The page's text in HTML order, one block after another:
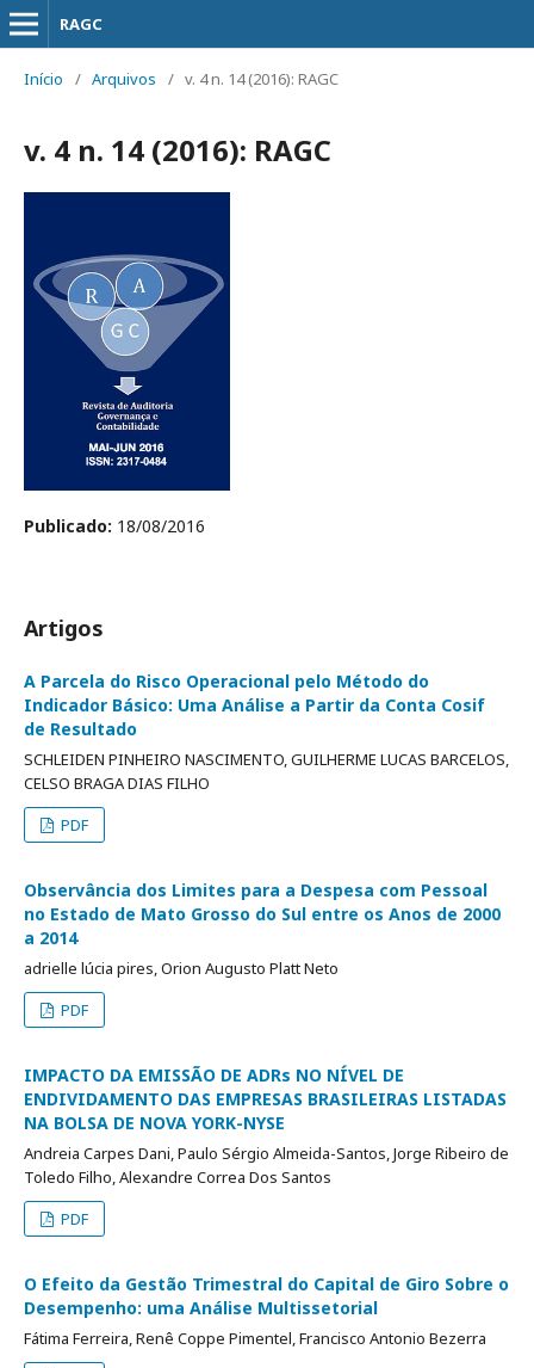
RAGC
Início / Arquivos / v. 4 n. 14 (2016): RAGC
v. 4 n. 14 (2016): RAGC
Publicado: 18/08/2016
Artigos
A Parcela do Risco Operacional pelo Método do
Indicador Básico: Uma Análise a Partir da Conta Cosif
de Resultado
SCHLEIDEN PINHEIRO NASCIMENTO, GUILHERME LUCAS BARCELOS,
CELSO BRAGA DIAS FILHO
PDF
Observância dos Limites para a Despesa com Pessoal
no Estado de Mato Grosso do Sul entre os Anos de 2000
a 2014
adrielle lúcia pires, Orion Augusto Platt Neto
PDF
IMPACTO DA EMISSÃO DE ADRs NO NÍVEL DE
ENDIVIDAMENTO DAS EMPRESAS BRASILEIRAS LISTADAS
NA BOLSA DE NOVA YORK-NYSE
Andreia Carpes Dani, Paulo Sérgio Almeida-Santos, Jorge Ribeiro de
Toledo Filho, Alexandre Correa Dos Santos
PDF
O Efeito da Gestão Trimestral do Capital de Giro Sobre o
Desempenho: uma Análise Multissetorial
Fátima Ferreira, Renê Coppe Pimentel, Francisco Antonio Bezerra